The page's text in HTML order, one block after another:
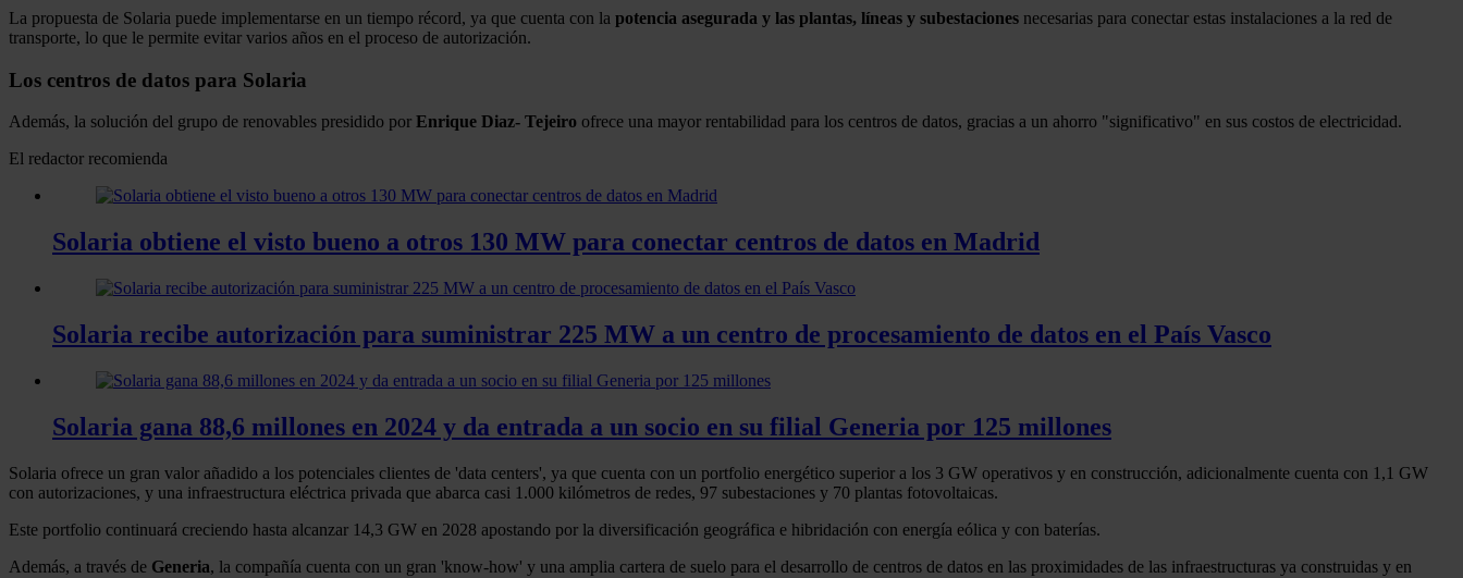
La propuesta de Solaria puede implementarse en un tiempo récord, ya que cuenta con la potencia asegurada y las plantas, líneas y subestaciones necesarias para conectar estas instalaciones a la red de
transporte, lo que le permite evitar varios años en el proceso de autorización.
Los centros de datos para Solaria
Además, la solución del grupo de renovables presidido por Enrique Diaz- Tejeiro ofrece una mayor rentabilidad para los centros de datos, gracias a un ahorro "significativo" en sus costos de electricidad.
El redactor recomienda
Solaria obtiene el visto bueno a otros 130 MW para conectar centros de datos en Madrid
Solaria recibe autorización para suministrar 225 MW a un centro de procesamiento de datos en el País Vasco
Solaria gana 88,6 millones en 2024 y da entrada a un socio en su filial Generia por 125 millones
Solaria ofrece un gran valor añadido a los potenciales clientes de 'data centers', ya que cuenta con un portfolio energético superior a los 3 GW operativos y en construcción, adicionalmente cuenta con 1,1 GW
con autorizaciones, y una infraestructura eléctrica privada que abarca casi 1.000 kilómetros de redes, 97 subestaciones y 70 plantas fotovoltaicas.
Este portfolio continuará creciendo hasta alcanzar 14,3 GW en 2028 apostando por la diversificación geográfica e hibridación con energía eólica y con baterías.
Además, a través de Generia, la compañía cuenta con un gran 'know-how' y una amplia cartera de suelo para el desarrollo de centros de datos en las proximidades de las infraestructuras ya construidas y en